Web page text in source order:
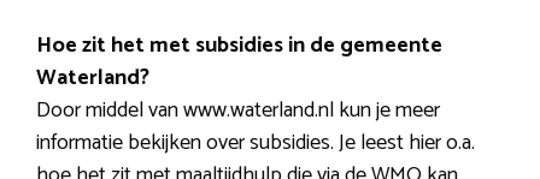
Hoe zit het met subsidies in de gemeente
Waterland?
Door middel van www.waterland.nl kun je meer
informatie bekijken over subsidies. Je leest hier o.a.